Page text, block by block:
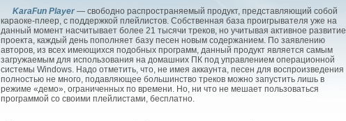
KaraFun Player — свободно распространяемый продукт, представляющий собой
караоке-плеер, с поддержкой плейлистов. Собственная база проигрывателя уже на
данный момент насчитывает более 21 тысячи треков, но учитывая активное развитие
проекта, каждый день пополняет базу песен новым содержанием. По заявлению
авторов, из всех имеющихся подобных программ, данный продукт является самым
загружаемым для использования на домашних ПК под управлением операционной
системы Windows. Надо отметить, что, не имея аккаунта, песен для воспроизведения
полностью не много, подавляющее большинство треков можно запустить лишь в
режиме «демо», ограниченных по времени. Но, ни что не мешает пользоваться
программой со своими плейлистами, бесплатно.